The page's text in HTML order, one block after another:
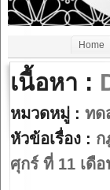
Home
เนื้อหา :
หมวดหมู่ : ทด
หัวข้อเรื่อง : ก
ศุกร์ ที่ 11 เดื